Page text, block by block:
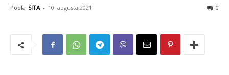
Podľa SITA - 10. augusta 2021 0